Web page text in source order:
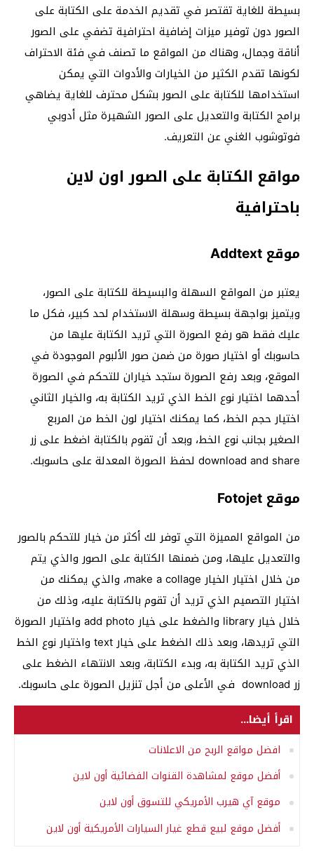
بسيطة للغاية تقتصر في تقديم الخدمة على الكتابة على
الصور دون توفير ميزات إضافية احترافية تضفي على الصور
أناقة وجمال، وهناك من المواقع ما تصنف في فئة الاحتراف
لكونها تقدم الكثير من الخيارات والأدوات التي يمكن
استخدامها للكتابة على الصور بشكل محترف للغاية يضاهي
برامج الكتابة والتعديل على الصور الشهيرة مثل أدوبي
فوتوشوب الغني عن التعريف.
مواقع الكتابة على الصور اون لاين
باحترافية
موقع Addtext
يعتبر من المواقع السهلة والبسيطة للكتابة على الصور،
ويتميز بواجهة بسيطة وسهلة الاستخدام لحد كبير، فكل ما
عليك فقط هو رفع الصورة التي تريد الكتابة عليها من
حاسوبك أو اختيار صورة من ضمن صور الألبوم الموجودة في
الموقع، وبعد رفع الصورة ستجد خياران للتحكم في الصورة
أحدهما اختيار نوع الخط الذي تريد الكتابة به، والخيار الثاني
اختيار حجم الخط، كما يمكنك اختيار لون الخط من المربع
الصغير بجانب نوع الخط، وبعد أن تقوم بالكتابة اضغط على زر
download and share لحفظ الصورة المعدلة على حاسوبك.
موقع Fotojet
من المواقع المميزة التي توفر لك أكثر من خيار للتحكم بالصور
والتعديل عليها، ومن ضمنها الكتابة على الصور والذي يتم
من خلال اختيار الخيار make a collage، والذي يمكنك من
اختيار التصميم الذي تريد أن تقوم بالكتابة عليه، وذلك من
خلال خيار library والضغط على خيار add photo واختيار الصورة
التي تريدها، وبعد ذلك الضغط على خيار text واختيار نوع الخط
الذي تريد الكتابة به، وبدء الكتابة، وبعد الانتهاء الضغط على
زر download في الأعلى من أجل تنزيل الصورة على حاسوبك.
اقرأ أيضا...
افضل مواقع الربح من الاعلانات
أفضل موقع لمشاهدة القنوات الفضائية أون لاين
موقع آي هيرب الأمريكي للتسوق أون لاين
أفضل موقع لبيع قطع غيار السيارات الأمريكية أون لاين